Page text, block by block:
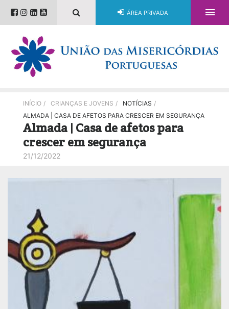
ÁREA PRIVADA 
INÍCIO / CRIANÇAS E JOVENS / NOTÍCIAS /
ALMADA | CASA DE AFETOS PARA CRESCER EM SEGURANÇA
Almada | Casa de afetos para
crescer em segurança
21/12/2022